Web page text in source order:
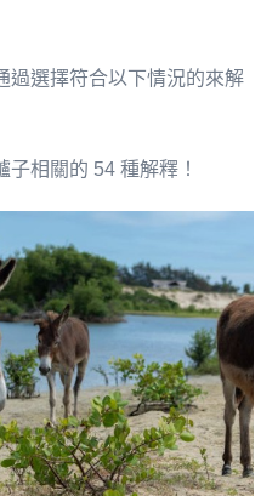
過選擇符合以下情況的來解
相關的 54 種解釋！